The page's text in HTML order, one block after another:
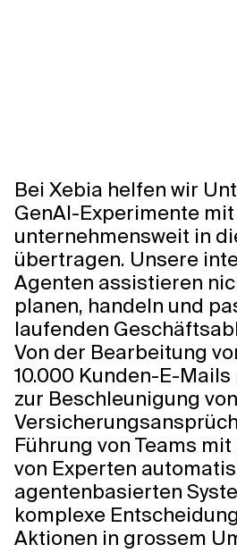
Bei Xebia helfen wir
GenAI-Experimente
unternehmensweit in
übertragen. Unsere
Agenten assistieren
planen, handeln und
laufenden
Von der Bearbeitung
10.000 Kunden-E-
zur Beschleunigung von
Führung von Teams
von Experten
agentenbasierten
komplexe
Aktionen in grossem